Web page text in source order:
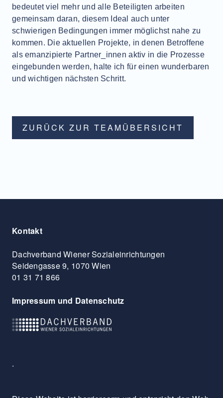
bedeutet viel mehr und alle Beteiligten arbeiten
gemeinsam daran, diesem Ideal auch unter
schwierigen Bedingungen immer möglichst nahe zu
kommen. Die aktuellen Projekte, in denen Betroffene
als emanzipierte Partner_innen aktiv in die Prozesse
eingebunden werden, halte ich für einen wunderbaren
und wichtigen nächsten Schritt.
ZURÜCK ZUR TEAMÜBERSICHT
Kontakt
Dachverband Wiener Sozialeinrichtungen
Seidengasse 9, 1070 Wien
01 31 71 866
Impressum und Datenschutz
.